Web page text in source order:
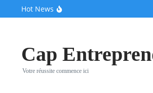
Aller au contenu
Hot News
Après une pause de trois
Cap
Votre réussite commence ici